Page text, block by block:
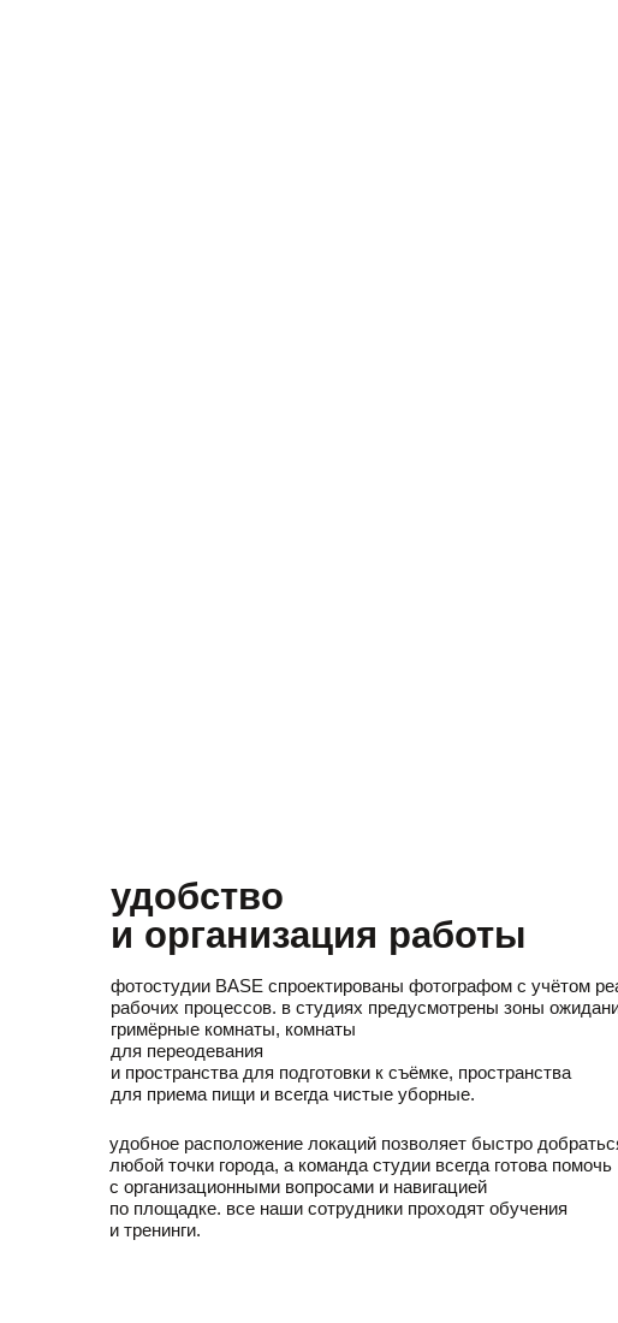
удобство
и организация работы
удобное расположение локаций позволяет быстро
любой точки города, а команда студии всегда готова помочь
с организационными вопросами и навигацией
по площадке. все наши сотрудники проходят обучения
и тренинги.
фотостудии BASE спроектированы фотографом с учётом
рабочих процессов. в студиях предусмотрены зоны
гримёрные комнаты, комнаты
для переодевания
и пространства для подготовки к съёмке, пространства
для приема пищи и всегда чистые уборные.